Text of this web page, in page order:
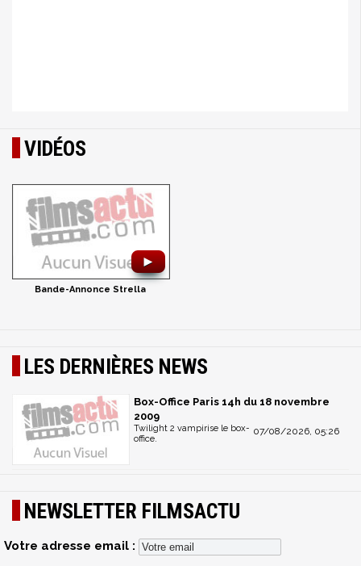
VIDÉOS
►
Bande-Annonce Strella
LES DERNIÈRES NEWS
Box-Office Paris 14h du 18 novembre
2009
07/08/2026, 05:26
Twilight 2 vampirise le box-
office.
NEWSLETTER FILMSACTU
Votre adresse email :